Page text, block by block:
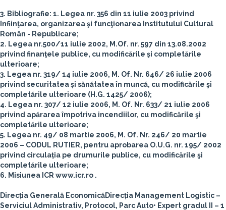
3. Bibliografie: 1. Legea nr. 356 din 11 iulie 2003 privind
înfiinţarea, organizarea şi funcţionarea Institutului Cultural
Român - Republicare;
2. Legea nr.500/11 iulie 2002, M.Of. nr. 597 din 13.08.2002
privind finanţele publice, cu modificările şi completările
ulterioare;
3. Legea nr. 319/ 14 iulie 2006, M. Of. Nr. 646/ 26 iulie 2006
privind securitatea și sănătatea în muncă, cu modificările şi
completările ulterioare (H.G. 1425/ 2006);
4. Legea nr. 307/ 12 iulie 2006, M. Of. Nr. 633/ 21 iulie 2006
privind apărarea împotriva incendiilor, cu modificările şi
completările ulterioare;
5. Legea nr. 49/ 08 martie 2006, M. Of. Nr. 246/ 20 martie
2006 – CODUL RUTIER, pentru aprobarea O.U.G. nr. 195/ 2002
privind circulația pe drumurile publice, cu modificările şi
completările ulterioare;
6. Misiunea ICR www.icr.ro .
Direcția Generală EconomicăDirecția Management Logistic –
Serviciul Administrativ, Protocol, Parc Auto• Expert gradul II – 1